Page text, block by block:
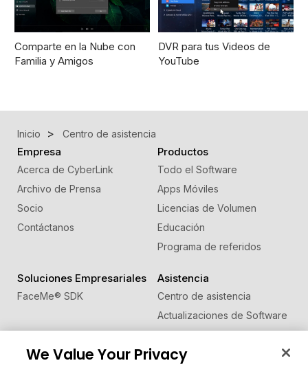
Comparte en la Nube con
Familia y Amigos
DVR para tus Videos de
YouTube
Inicio Centro de asistencia
Empresa
Acerca de CyberLink
Archivo de Prensa
Socio
Contáctanos
Productos
Todo el Software
Apps Móviles
Licencias de Volumen
Educación
Programa de referidos
Soluciones Empresariales
FaceMe® SDK
Asistencia
Centro de asistencia
Actualizaciones de Software
Centro de Aprendizaje
Cambiar región
We Value Your Privacy